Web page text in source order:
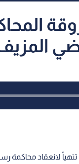
لانعقاد محاكمة